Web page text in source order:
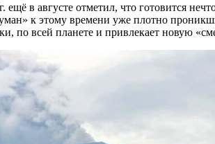
ещё в августе отметил, что готовится
к этому времени уже плотно
по всей планете и привлекает новую